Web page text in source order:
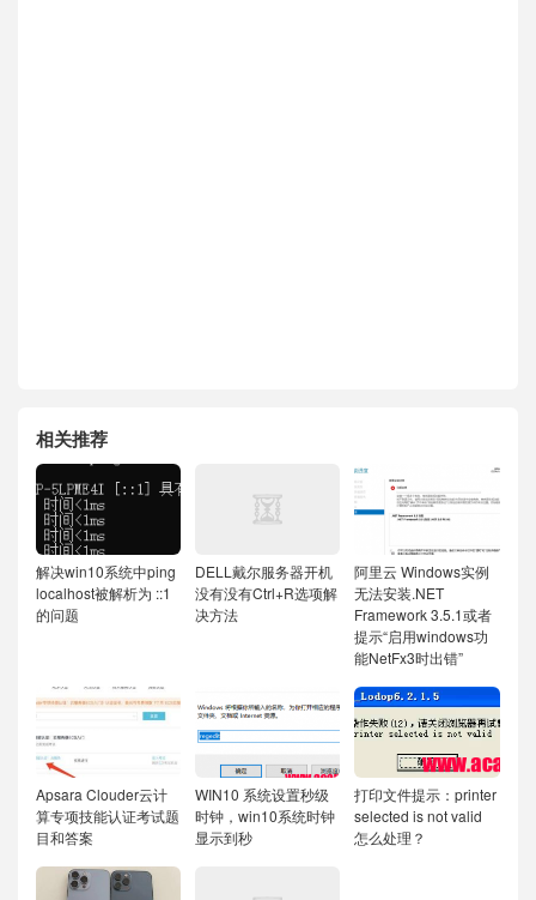
相关推荐
解决win10系统中ping
localhost被解析为 ::1
的问题
DELL戴尔服务器开机
没有没有Ctrl+R选项解
决方法
阿里云 Windows实例
无法安装.NET
Framework 3.5.1或者
提示“启用windows功
能NetFx3时出错”
Apsara Clouder云计
算专项技能认证考试题
目和答案
WIN10 系统设置秒级
时钟，win10系统时钟
显示到秒
打印文件提示：printer
selected is not valid
怎么处理？